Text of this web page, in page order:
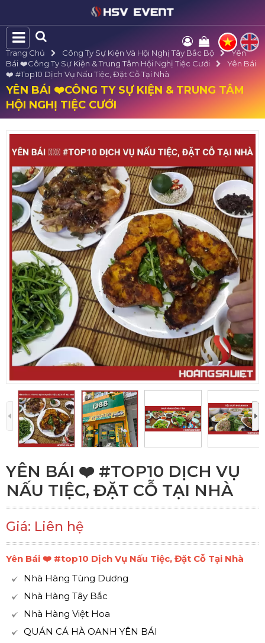
Trang Chủ Công Ty Sự Kiện Và Hội Nghị Tây Bắc Bộ
Yên
Bái ❤️️Công Ty Sự Kiện & Trung Tâm Hội Nghị Tiệc Cưới
Yên Bái
❤️️ #top10 Dịch Vụ Nấu Tiệc, Đặt Cỗ Tại Nhà
YÊN BÁI ❤️️CÔNG TY SỰ KIỆN & TRUNG TÂM
HỘI NGHỊ TIỆC CƯỚI
YÊN BÁI ❤️️ #TOP10 DỊCH VỤ
NẤU TIỆC, ĐẶT CỖ TẠI NHÀ
Giá: Liên hệ
Yên Bái ❤️️ #top10 Dịch Vụ Nấu Tiệc, Đặt Cỗ Tại Nhà
Nhà Hàng Tùng Dương
Nhà Hàng Tây Bắc
Nhà Hàng Việt Hoa
QUÁN CÁ HÀ OANH YÊN BÁI